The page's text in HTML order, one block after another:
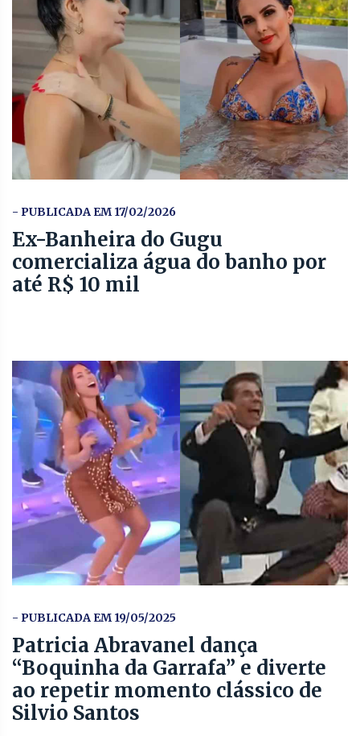
- PUBLICADA EM 17/02/2026
Ex-Banheira do Gugu
comercializa água do banho por
até R$ 10 mil
- PUBLICADA EM 19/05/2025
Patricia Abravanel dança
“Boquinha da Garrafa” e diverte
ao repetir momento clássico de
Silvio Santos